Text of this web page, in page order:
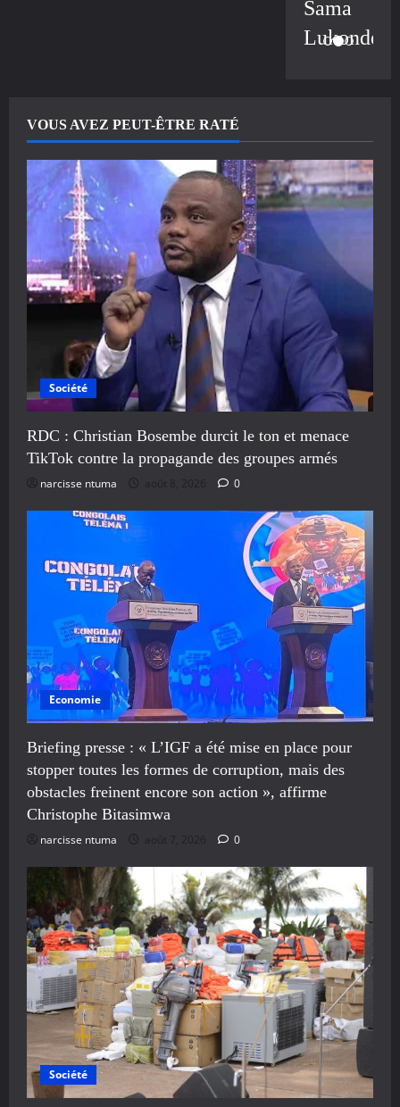
Sama
Lukonde
VOUS AVEZ PEUT-ÊTRE RATÉ
Société
RDC : Christian Bosembe durcit le ton et menace
TikTok contre la propagande des groupes armés
narcisse ntuma août 8, 2026 0
Economie
Briefing presse : « L’IGF a été mise en place pour
stopper toutes les formes de corruption, mais des
obstacles freinent encore son action », affirme
Christophe Bitasimwa
narcisse ntuma août 7, 2026 0
Société